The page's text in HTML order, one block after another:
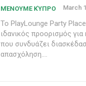
ΜΈΝΟΥΜΕ ΚΎΠΡΟ March
Το PlayLounge Party
ιδανικός προορισμός
που συνδυάζει
απασχόληση....